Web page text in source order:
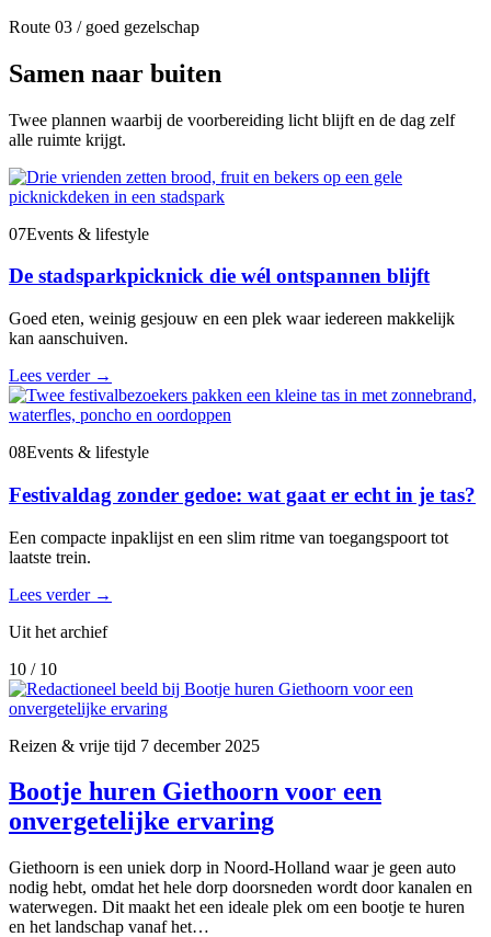
Route 03 / goed gezelschap
Samen naar buiten
Twee plannen waarbij de voorbereiding licht blijft en de dag zelf
alle ruimte krijgt.
07Events & lifestyle
De stadsparkpicknick die wél ontspannen blijft
Goed eten, weinig gesjouw en een plek waar iedereen makkelijk
kan aanschuiven.
Lees verder →
08Events & lifestyle
Festivaldag zonder gedoe: wat gaat er echt in je tas?
Een compacte inpaklijst en een slim ritme van toegangspoort tot
laatste trein.
Lees verder →
Uit het archief
10 / 10
Reizen & vrije tijd 7 december 2025
Bootje huren Giethoorn voor een
onvergetelijke ervaring
Giethoorn is een uniek dorp in Noord-Holland waar je geen auto
nodig hebt, omdat het hele dorp doorsneden wordt door kanalen en
waterwegen. Dit maakt het een ideale plek om een bootje te huren
en het landschap vanaf het…